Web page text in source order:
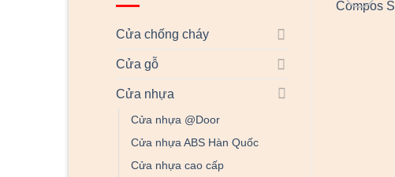
Cửa chống cháy
Cửa gỗ
Cửa nhựa
Cửa nhựa @Door
Cửa nhựa ABS Hàn Quốc
Cửa nhựa cao cấp